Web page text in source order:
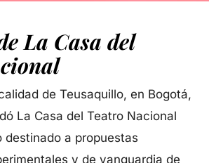
La Casa del
de Teusaquillo, en Bogotá,
La Casa del Teatro Nacional
destinado a propuestas
y de vanguardia de